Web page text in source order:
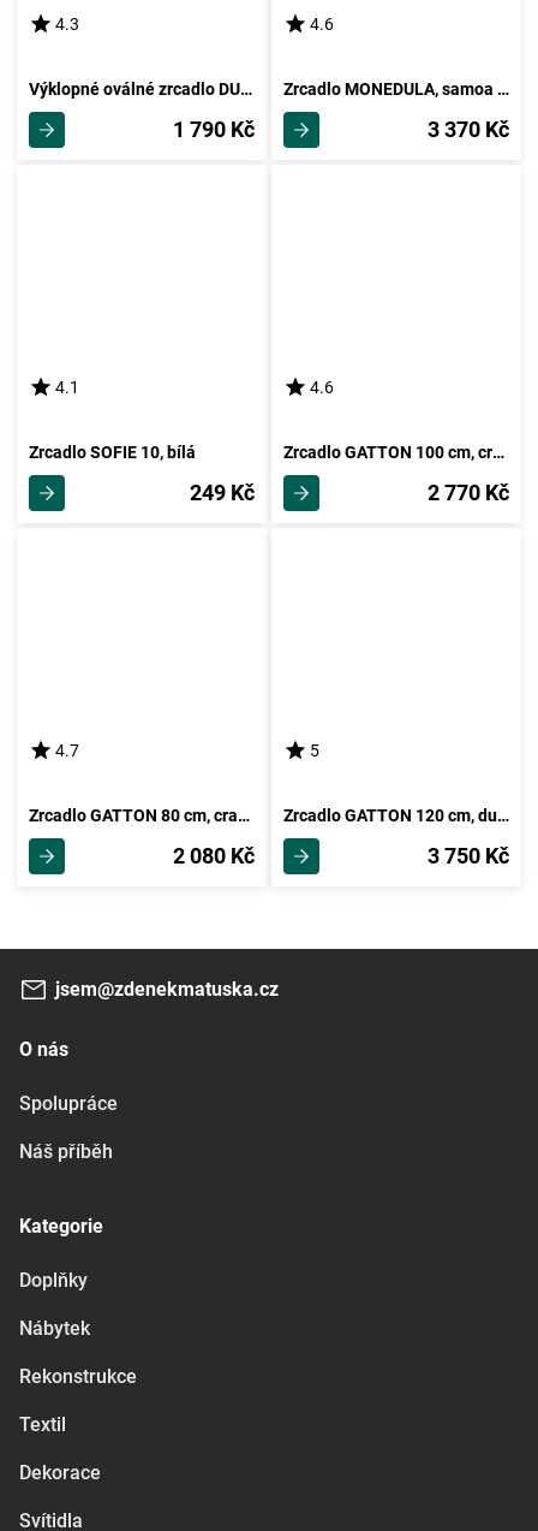
4.3
Výklopné oválné zrcadlo DUMAI, dub
1 790 Kč
4.6
Zrcadlo MONEDULA, samoa king
3 370 Kč
4.1
Zrcadlo SOFIE 10, bílá
249 Kč
4.6
Zrcadlo GATTON 100 cm, craft zlatý, 5 let záruka
2 770 Kč
4.7
Zrcadlo GATTON 80 cm, craft tobaco, 5 let záruka
2 080 Kč
5
Zrcadlo GATTON 120 cm, dub sonoma, 5 let záruka
3 750 Kč
jsem@zdenekmatuska.cz
O nás
Spolupráce
Náš příběh
Kategorie
Doplňky
Nábytek
Rekonstrukce
Textil
Dekorace
Svítidla